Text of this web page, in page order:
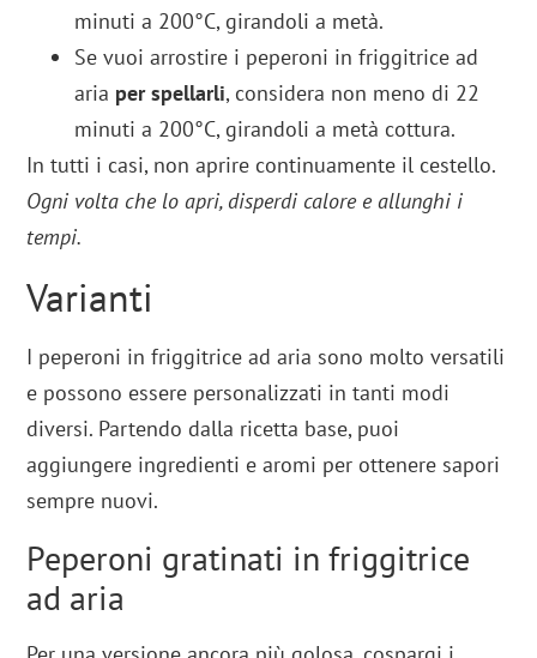
minuti a 200°C, girandoli a metà.
Se vuoi arrostire i peperoni in friggitrice ad
aria per spellarli, considera non meno di 22
minuti a 200°C, girandoli a metà cottura.
In tutti i casi, non aprire continuamente il cestello.
Ogni volta che lo apri, disperdi calore e allunghi i
tempi.
Varianti
I peperoni in friggitrice ad aria sono molto versatili
e possono essere personalizzati in tanti modi
diversi. Partendo dalla ricetta base, puoi
aggiungere ingredienti e aromi per ottenere sapori
sempre nuovi.
Peperoni gratinati in friggitrice
ad aria